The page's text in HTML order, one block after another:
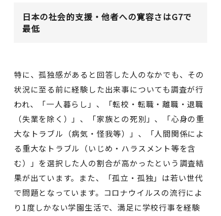
日本の社会的支援・他者への寛容さはG7で
最低
特に、孤独感があると回答した人のなかでも、その
状況に至る前に経験した出来事についても調査が行
われ、「一人暮らし」、「転校・転職・離職・退職
（失業を除く）」、「家族との死別」、「心身の重
大なトラブル（病気・怪我等）」、「人間関係によ
る重大なトラブル（いじめ・ハラスメント等を含
む）」を選択した人の割合が高かったという調査結
果が出ています。また、「孤立・孤独」は若い世代
で問題となっています。コロナウイルスの流行によ
り1度しかない学園生活で、満足に学校行事を経験